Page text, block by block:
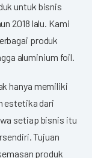
untuk bisnis
2018 lalu. Kami
produk
aluminium foil.
hanya memiliki
estetika dari
setiap bisnis itu
Tujuan
produk